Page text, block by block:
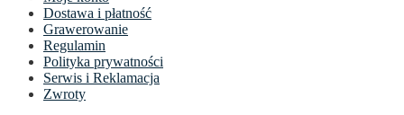
Dostawa i płatność
Grawerowanie
Regulamin
Polityka prywatności
Serwis i Reklamacja
Zwroty